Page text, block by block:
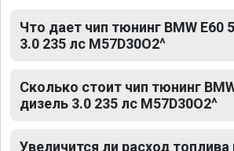
Что дает чип тюнинг BMW E60
3.0 235 лс M57D30O2^
Сколько стоит чип тюнинг
дизель 3.0 235 лс M57D30O2^
Увеличится ли расход топлива